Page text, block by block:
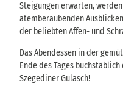
Steigungen erwarten,
atemberaubenden
der beliebten Affen- und
Das Abendessen in der
Ende des Tages
Szegediner Gulasch!